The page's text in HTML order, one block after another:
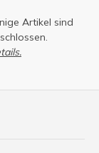
Artikel sind